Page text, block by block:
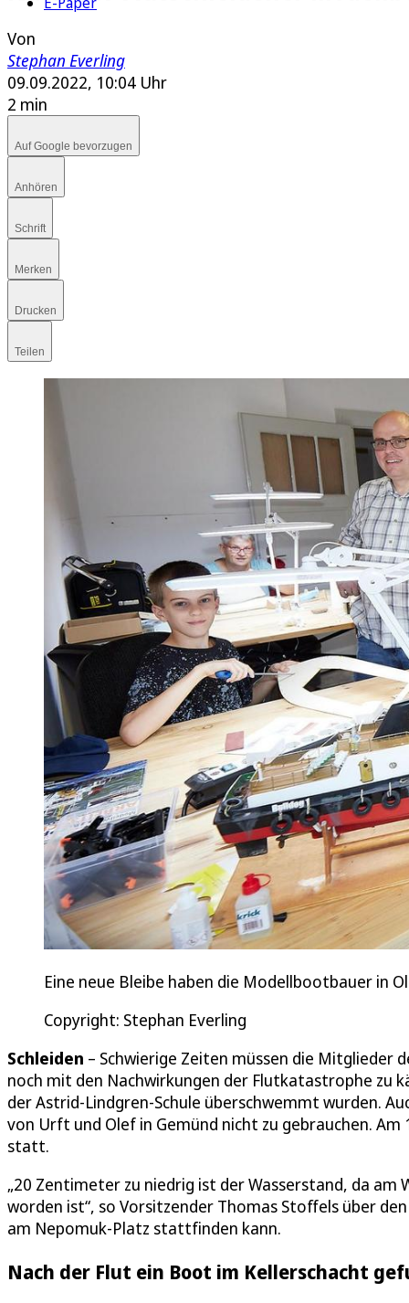
Von
Stephan Everling
09.09.2022, 10:04 Uhr
2 min
Auf Google bevorzugen
Anhören
Schrift
Merken
Drucken
Teilen
Eine neue Bleibe haben die Modellbootbauer
Copyright: Stephan Everling
Schleiden – Schwierige Zeiten müssen die Mitglieder
noch mit den Nachwirkungen der Flutkatastrophe zu
der Astrid-Lindgren-Schule überschwemmt wurden.
von Urft und Olef in Gemünd nicht zu gebrauchen.
statt.
„20 Zentimeter zu niedrig ist der Wasserstand, da
worden ist“, so Vorsitzender Thomas Stoffels über
am Nepomuk-Platz stattfinden kann.
Nach der Flut ein Boot im Kellerschacht